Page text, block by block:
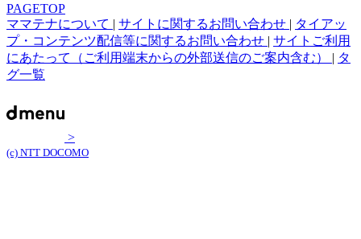
PAGETOP
ママテナについて | サイトに関するお問い合わせ | タイアッ
プ・コンテンツ配信等に関するお問い合わせ | サイトご利用
にあたって（ご利用端末からの外部送信のご案内含む） | タ
グ一覧
>
(c) NTT DOCOMO